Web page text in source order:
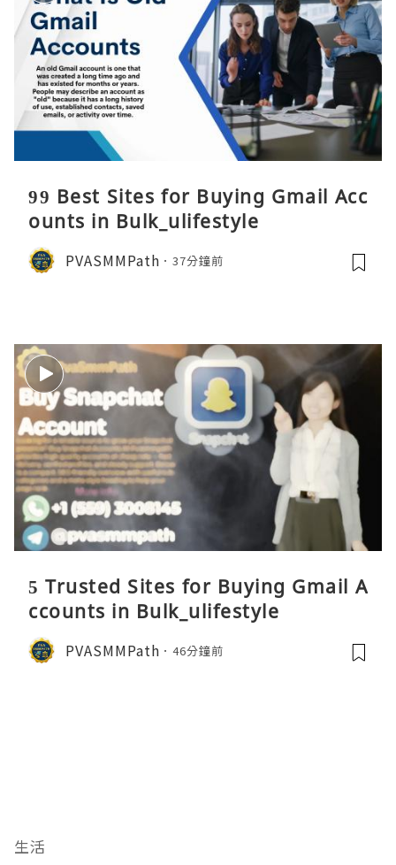
99 Best Sites for Buying Gmail Acc
ounts in Bulk_ulifestyle
PVASMMPath 37分鐘前
5 Trusted Sites for Buying Gmail A
ccounts in Bulk_ulifestyle
PVASMMPath 46分鐘前
生活